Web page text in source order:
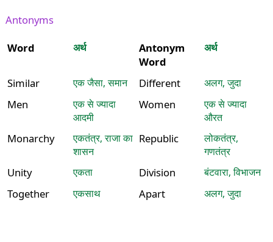
Antonyms
Word
अर्थ
Antonym
Word
अर्थ
Similar एक जैसा, समान Different अलग, जुदा
Men
एक से ज्यादा
आदमी
Women
एक से ज्यादा
औरत
Monarchy
एकतंत्र, राजा का
शासन
Republic
लोकतंत्र,
गणतंत्र
Unity एकता Division बंटवारा, विभाजन
Together एकसाथ Apart अलग, जुदा